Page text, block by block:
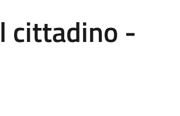
cittadino -